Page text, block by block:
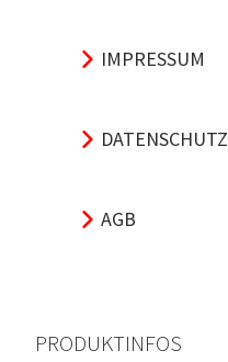
IMPRESSUM
DATENSCHUTZ
AGB
PRODUKTINFOS